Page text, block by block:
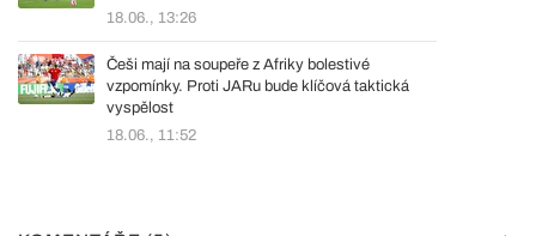
18.06., 13:26
Češi mají na soupeře z Afriky bolestivé
vzpomínky. Proti JARu bude klíčová taktická
vyspělost
18.06., 11:52